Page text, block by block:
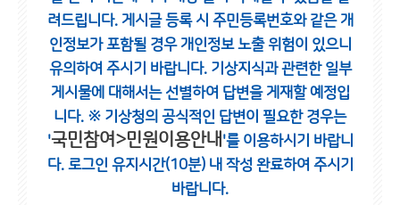
려드립니다. 게시글 등록 시 주민등록번호와 같은 개
인정보가 포함될 경우 개인정보 노출 위험이 있으니
유의하여 주시기 바랍니다. 기상지식과 관련한 일부
게시물에 대해서는 선별하여 답변을 게재할 예정입
니다. ※ 기상청의 공식적인 답변이 필요한 경우는
'국민참여>민원이용안내 '를 이용하시기 바랍니
다. 로그인 유지시간(10분) 내 작성 완료하여 주시기
바랍니다.